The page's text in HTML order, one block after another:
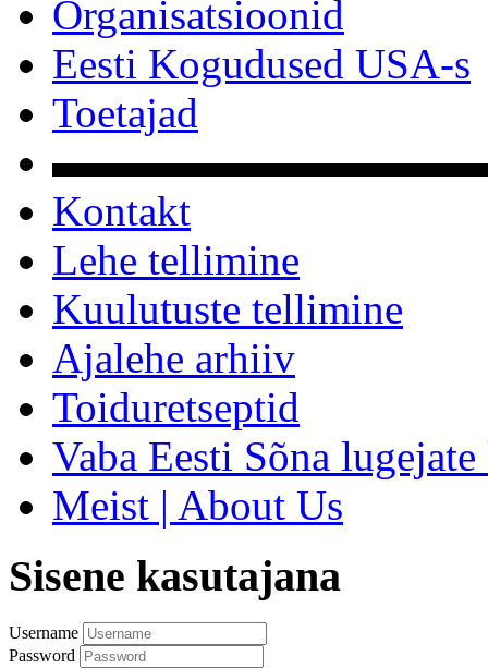
Organisatsioonid
Eesti Kogudused USA-s
Toetajad
Kontakt
Lehe tellimine
Kuulutuste tellimine
Ajalehe arhiiv
Toiduretseptid
Vaba Eesti Sõna
Meist | About Us
Sisene kasutajana
Username
Password